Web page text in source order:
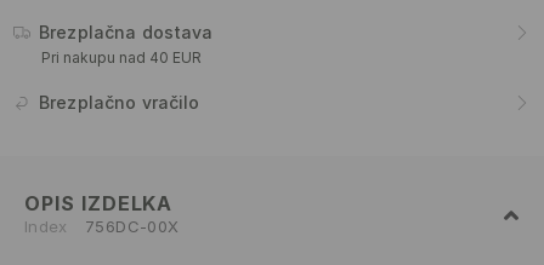
Brezplačna dostava
Pri nakupu nad 40 EUR
Brezplačno vračilo
OPIS IZDELKA
Index 756DC-00X